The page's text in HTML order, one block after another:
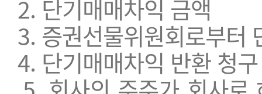
2. 단기매매차익 금액
3. 증권선물위원회로부터
4. 단기매매차익 반환 청